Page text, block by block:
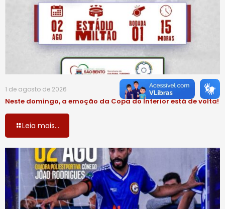
1 de agosto de 2026
Neste domingo, a emoção da Copa do Interior está de volta!
Leia mais...